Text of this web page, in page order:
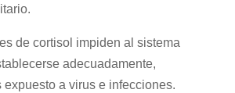
de cortisol impiden al sistema
adecuadamente,
a virus e infecciones.